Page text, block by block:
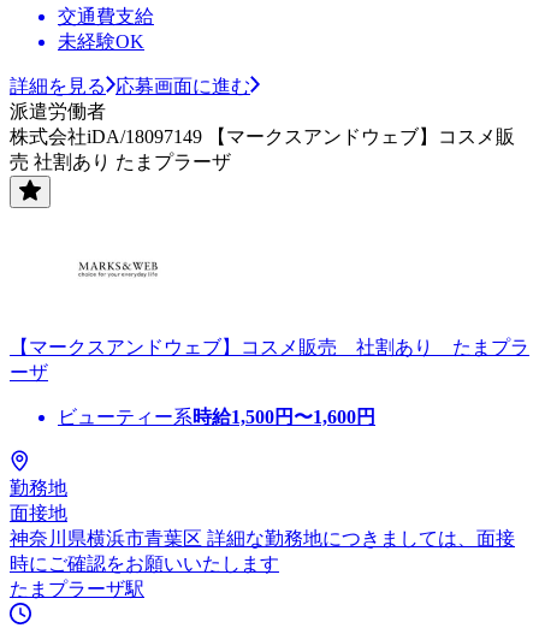
交通費支給
未経験OK
詳細を見る
応募画面に進む
派遣労働者
株式会社iDA/18097149 【マークスアンドウェブ】コスメ販
売 社割あり たまプラーザ
【マークスアンドウェブ】コスメ販売 社割あり たまプラ
ーザ
ビューティー系時給1,500円〜1,600円
勤務地
面接地
神奈川県横浜市青葉区 詳細な勤務地につきましては、面接
時にご確認をお願いいたします
たまプラーザ駅